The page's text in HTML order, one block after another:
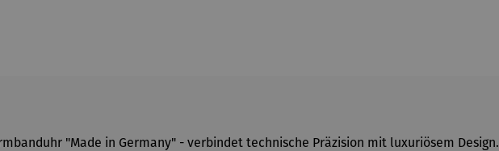
"Made in Germany" - verbindet technische Präzision mit luxuriösem Design.